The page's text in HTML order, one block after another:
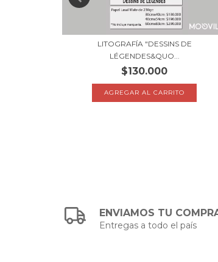
LITOGRAFÍA "DESSINS DE
LÉGENDES&QUO...
$130.000
AGREGAR AL CARRITO
ENVIAMOS TU
Entregas a todo el país